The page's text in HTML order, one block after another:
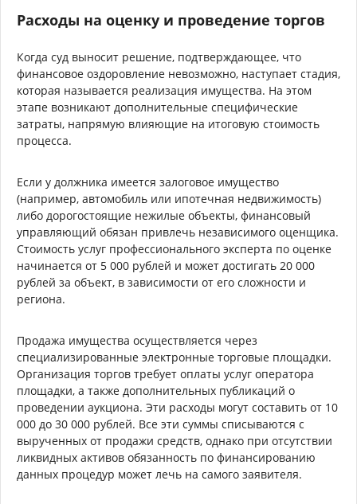
Расходы на оценку и проведение торгов
Когда суд выносит решение, подтверждающее, что
финансовое оздоровление невозможно, наступает стадия,
которая называется реализация имущества. На этом
этапе возникают дополнительные специфические
затраты, напрямую влияющие на итоговую стоимость
процесса.
Если у должника имеется залоговое имущество
(например, автомобиль или ипотечная недвижимость)
либо дорогостоящие нежилые объекты, финансовый
управляющий обязан привлечь независимого оценщика.
Стоимость услуг профессионального эксперта по оценке
начинается от 5 000 рублей и может достигать 20 000
рублей за объект, в зависимости от его сложности и
региона.
Продажа имущества осуществляется через
специализированные электронные торговые площадки.
Организация торгов требует оплаты услуг оператора
площадки, а также дополнительных публикаций о
проведении аукциона. Эти расходы могут составить от 10
000 до 30 000 рублей. Все эти суммы списываются с
вырученных от продажи средств, однако при отсутствии
ликвидных активов обязанность по финансированию
данных процедур может лечь на самого заявителя.